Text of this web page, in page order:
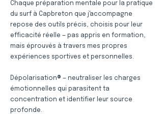
Chaque préparation mentale pour la pratique
du surf à Capbreton que j'accompagne
repose des outils précis, choisis pour leur
efficacité réelle — pas appris en formation,
mais éprouvés à travers mes propres
expériences sportives et personnelles.
Dépolarisation® — neutraliser les charges
émotionnelles qui parasitent ta
concentration et identifier leur source
profonde.